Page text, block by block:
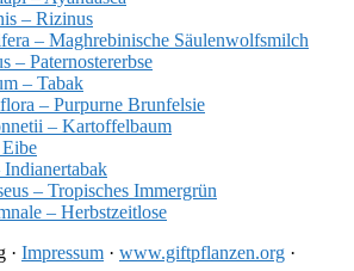
– Rizinus
– Maghrebinische Säulenwolfsmilch
– Paternostererbse
– Tabak
– Purpurne Brunfelsie
– Kartoffelbaum
Eibe
– Tropisches Immergrün
– Herbstzeitlose
· Impressum · www.giftpflanzen.org ·